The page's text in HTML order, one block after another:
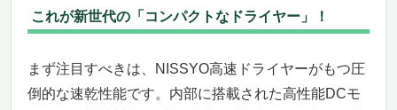
これが新世代の「コンパクトなドライヤー」！
まず注目すべきは、NISSYO高速ドライヤーがもつ圧
倒的な速乾性能です。内部に搭載された高性能DCモ